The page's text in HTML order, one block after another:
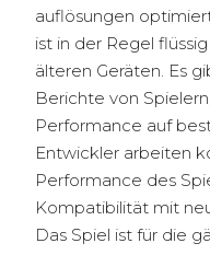
auflösungen
ist in der Regel
älteren Geräten. Es
Berichte von
Performance auf
Entwickler arbeiten
Performance des
Kompatibilität mit
Das Spiel ist für die